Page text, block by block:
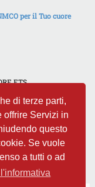
di terze parti,
offrire Servizi in
questo
Se vuole
a tutti o ad
per il Tuo cuore
ETS